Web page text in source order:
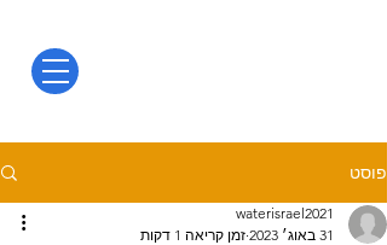
פוסט
waterisrael2021
31 באוג׳ 2023
זמן קריאה 1 דקות